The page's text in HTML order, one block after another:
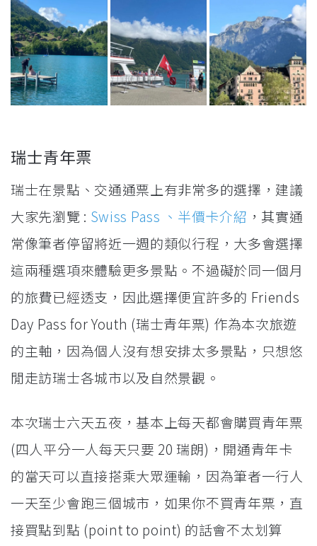
瑞士青年票
瑞士在景點、交通通票上有非常多的選擇，建議
大家先瀏覽 : Swiss Pass 、半價卡介紹 ，其實通
常像筆者停留將近一週的類似行程，大多會選擇
這兩種選項來體驗更多景點。不過礙於同一個月
的旅費已經透支，因此選擇便宜許多的 Friends
Day Pass for Youth (瑞士青年票) 作為本次旅遊
的主軸，因為個人沒有想安排太多景點，只想悠
閒走訪瑞士各城市以及自然景觀。
本次瑞士六天五夜，基本上每天都會購買青年票
(四人平分一人每天只要 20 瑞朗)，開通青年卡
的當天可以直接搭乘大眾運輸，因為筆者一行人
一天至少會跑三個城市，如果你不買青年票，直
接買點到點 (point to point) 的話會不太划算